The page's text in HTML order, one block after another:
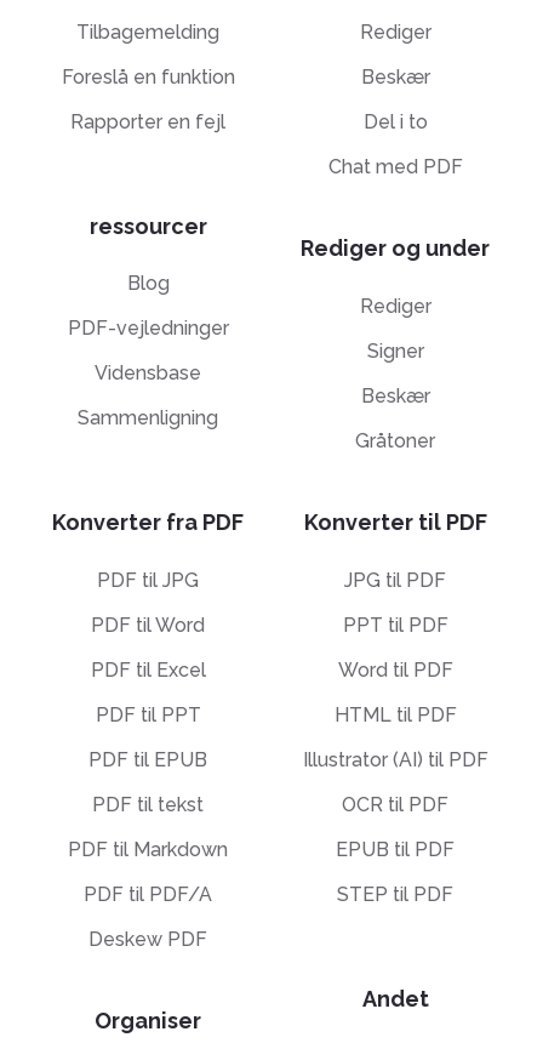
Tilbagemelding
Foreslå en funktion
Rapporter en fejl
ressourcer
Blog
PDF-vejledninger
Vidensbase
Sammenligning
Rediger
Beskær
Del i to
Chat med PDF
Rediger og under
Rediger
Signer
Beskær
Gråtoner
Konverter fra PDF
PDF til JPG
PDF til Word
PDF til Excel
PDF til PPT
PDF til EPUB
PDF til tekst
PDF til Markdown
PDF til PDF/A
Deskew PDF
Organiser
Konverter til PDF
JPG til PDF
PPT til PDF
Word til PDF
HTML til PDF
Illustrator (AI) til PDF
OCR til PDF
EPUB til PDF
STEP til PDF
Andet